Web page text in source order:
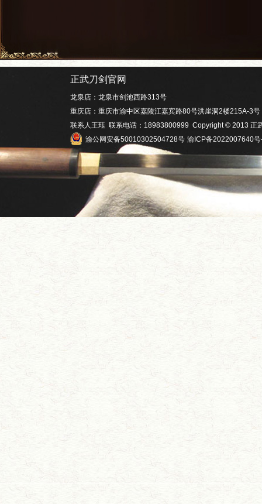
正武刀剑官网
龙泉店：龙泉市剑池西路313号
重庆店：重庆市渝中区嘉陵江嘉宾路80号洪崖洞2楼215A-3号
联系人王珏 联系电话：18983800999 Copyright © 2013 正
渝公网安备50010302504728号 渝ICP备2022007640